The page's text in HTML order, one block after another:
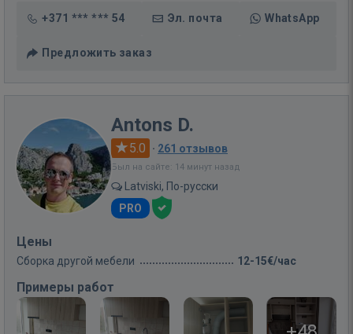
+371 *** *** 54 Эл. почта WhatsApp
Предложить заказ
Antons D.
5.0 · 261 отзывов
Был на сайте: 14 минут назад
Latviski, По-русски
PRO
Цены
Сборка другой мебели 12-15€/час
Примеры работ